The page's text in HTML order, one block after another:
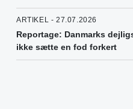
ARTIKEL - 27.07.2026
Reportage: Danmarks
ikke sætte en fod forkert